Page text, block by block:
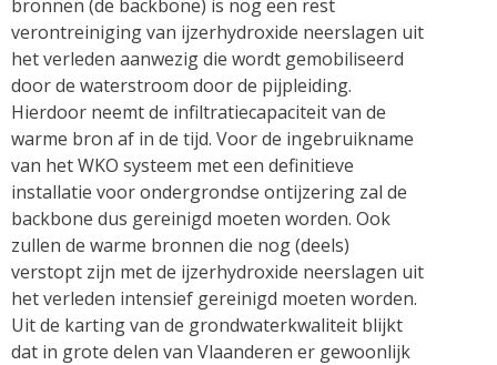
bronnen (de backbone) is nog een rest
verontreiniging van ijzerhydroxide neerslagen uit
het verleden aanwezig die wordt gemobiliseerd
door de waterstroom door de pijpleiding.
Hierdoor neemt de infiltratiecapaciteit van de
warme bron af in de tijd. Voor de ingebruikname
van het WKO systeem met een definitieve
installatie voor ondergrondse ontijzering zal de
backbone dus gereinigd moeten worden. Ook
zullen de warme bronnen die nog (deels)
verstopt zijn met de ijzerhydroxide neerslagen uit
het verleden intensief gereinigd moeten worden.
Uit de karting van de grondwaterkwaliteit blijkt
dat in grote delen van Vlaanderen er gewoonlijk